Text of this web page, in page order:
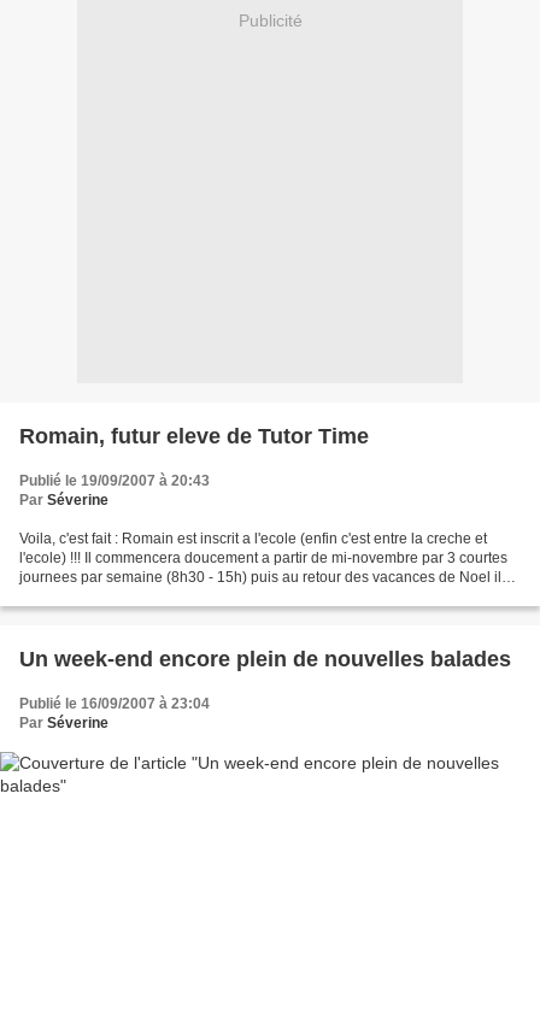
Publicité
Romain, futur eleve de Tutor Time
Publié le 19/09/2007 à 20:43
Par Séverine
Voila, c'est fait : Romain est inscrit a l'ecole (enfin c'est entre la creche et
l'ecole) !!! Il commencera doucement a partir de mi-novembre par 3 courtes
journees par semaine (8h30 - 15h) puis au retour des vacances de Noel il
Un week-end encore plein de nouvelles balades
Publié le 16/09/2007 à 23:04
Par Séverine